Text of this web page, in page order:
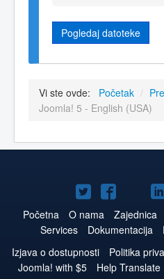
Pogledaj datoteke
Vi ste ovde: Početak /
Joomla! 5 - English (USA)
Joomla!
na
Twitteru
Joomla!
nana
Početna O nama Zajednica
Services
Dokumentacija
Izjava o dostupnosti
Politika
Joomla! with $5
Help Translate